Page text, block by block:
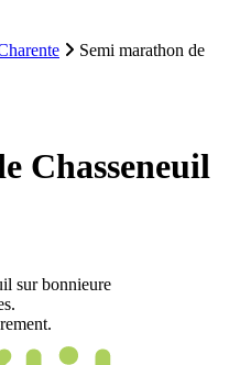
Semi marathon de
Chasseneuil
sur bonnieure